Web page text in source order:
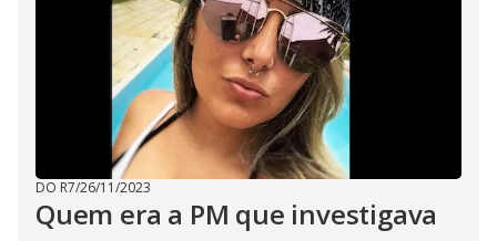
DO R7/26/11/2023
Quem era a PM que investigava